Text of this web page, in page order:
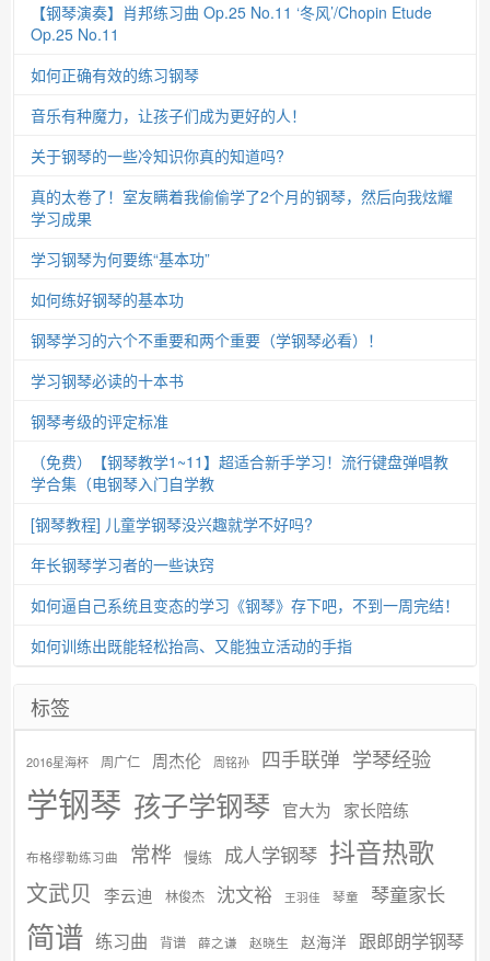
【钢琴演奏】肖邦练习曲 Op.25 No.11 ‘冬风’/Chopin Etude
Op.25 No.11
如何正确有效的练习钢琴
音乐有种魔力，让孩子们成为更好的人！
关于钢琴的一些冷知识你真的知道吗?
真的太卷了！室友瞒着我偷偷学了2个月的钢琴，然后向我炫耀
学习成果
学习钢琴为何要练“基本功”
如何练好钢琴的基本功
钢琴学习的六个不重要和两个重要（学钢琴必看）！
学习钢琴必读的十本书
钢琴考级的评定标准
（免费）【钢琴教学1~11】超适合新手学习！流行键盘弹唱教
学合集（电钢琴入门自学教
[钢琴教程] 儿童学钢琴没兴趣就学不好吗?
年长钢琴学习者的一些诀窍
如何逼自己系统且变态的学习《钢琴》存下吧，不到一周完结！
如何训练出既能轻松抬高、又能独立活动的手指
标签
2016星海杯 周广仁 周杰伦 周铭孙 四手联弹 学琴经验
学钢琴 孩子学钢琴 官大为 家长陪练
布格缪勒练习曲 常桦 慢练 成人学钢琴 抖音热歌
文武贝 李云迪 林俊杰 沈文裕 王羽佳 琴童 琴童家长
简谱 练习曲 背谱 薛之谦 赵晓生 赵海洋 跟郎朗学钢琴